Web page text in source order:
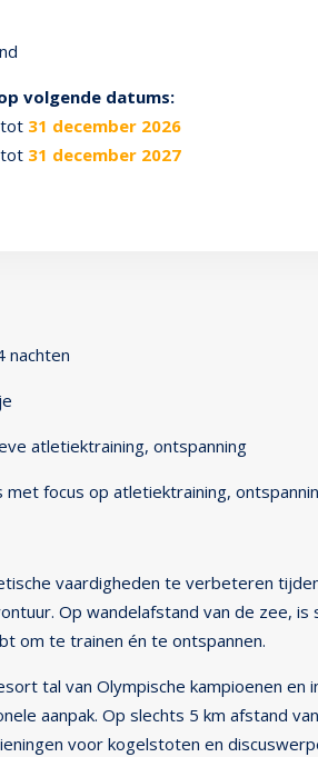
volgende datums:
tot 31 december 2026
tot 31 december 2027
nachten
atletiektraining, ontspanning
focus op atletiektraining,
vaardigheden te verbeteren
Op wandelafstand van de zee,
om te trainen én te ontspannen.
tal van Olympische kampioenen
aanpak. Op slechts 5 km afstand
voor kogelstoten en